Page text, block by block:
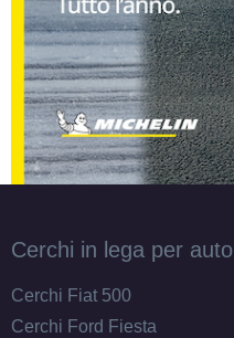
185/60 R14 82H M+S
Disponibile
185/65 R14 86T M+S
Disponibile
175/70 R14 84T M+S
Disponibile
Cerchi in lega per auto
Cerchi Fiat 500
Cerchi Ford Fiesta